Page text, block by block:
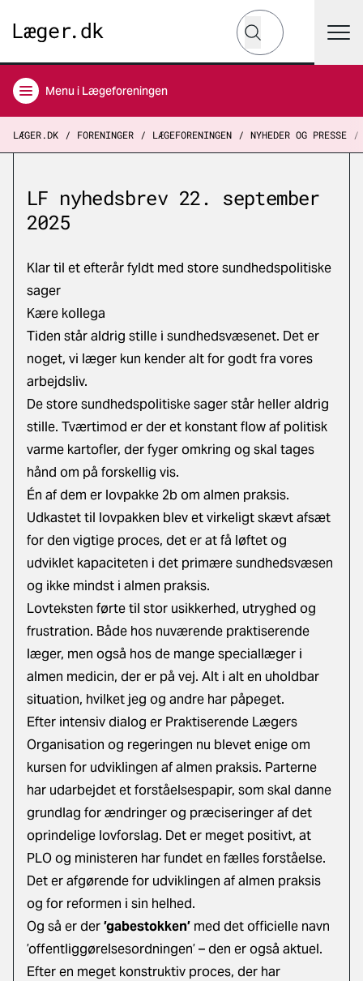
Hvad leder du efter?
Søg
Menu i Lægeforeningen
LÆGER.DK FORENINGER LÆGEFORENINGEN NYHEDER OG PRESSE
LF nyhedsbrev 22. september
2025
Klar til et efterår fyldt med store sundhedspolitiske
sager
Kære kollega
Tiden står aldrig stille i sundhedsvæsenet. Det er
noget, vi læger kun kender alt for godt fra vores
arbejdsliv.
De store sundhedspolitiske sager står heller aldrig
stille. Tværtimod er der et konstant flow af politisk
varme kartofler, der fyger omkring og skal tages
hånd om på forskellig vis.
Én af dem er lovpakke 2b om almen praksis.
Udkastet til lovpakken blev et virkeligt skævt afsæt
for den vigtige proces, det er at få løftet og
udviklet kapaciteten i det primære sundhedsvæsen
og ikke mindst i almen praksis.
Lovteksten førte til stor usikkerhed, utryghed og
frustration. Både hos nuværende praktiserende
læger, men også hos de mange speciallæger i
almen medicin, der er på vej. Alt i alt en uholdbar
situation, hvilket jeg og andre har påpeget.
Efter intensiv dialog er Praktiserende Lægers
Organisation og regeringen nu blevet enige om
kursen for udviklingen af almen praksis. Parterne
har udarbejdet et forståelsespapir, som skal danne
grundlag for ændringer og præciseringer af det
oprindelige lovforslag. Det er meget positivt, at
PLO og ministeren har fundet en fælles forståelse.
Det er afgørende for udviklingen af almen praksis
og for reformen i sin helhed.
Og så er der’gabestokken’ med det officielle navn
’offentliggørelsesordningen’ – den er også aktuel.
Efter en meget konstruktiv proces, der har